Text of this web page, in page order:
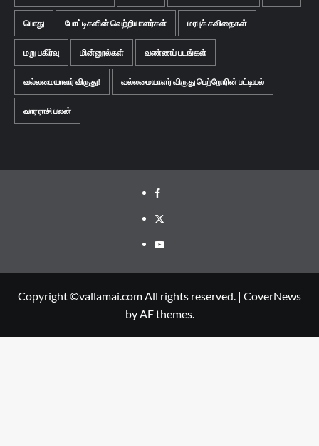
பொது போட்டிகளின் வெற்றியாளர்கள் மரபுக் கவிதைகள்
மறு பகிர்வு மின்னூல்கள் வண்ணப் படங்கள்
வல்லமையாளர் விருது! வல்லமையாளர் விருது பெற்றோரின் பட்டியல்
வார ராசி பலன்
Facebook
Twitter
Youtube
Copyright ©vallamai.com All rights reserved. | CoverNews
by AF themes.